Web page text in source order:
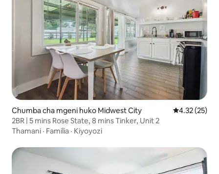
Chumba cha mgeni huko Midwest City Ukadiriaji wa
4.32 (25)
2BR | 5 mins Rose State, 8 mins Tinker, Unit 2
Thamani · Familia · Kiyoyozi